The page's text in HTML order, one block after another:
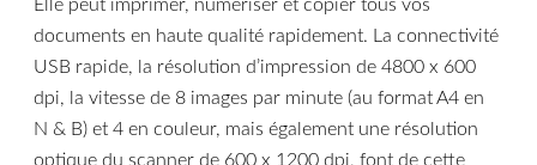
Elle peut imprimer, numériser et copier tous vos
documents en haute qualité rapidement. La connectivité
USB rapide, la résolution d’impression de 4800 x 600
dpi, la vitesse de 8 images par minute (au format A4 en
N & B) et 4 en couleur, mais également une résolution
optique du scanner de 600 x 1200 dpi, font de cette